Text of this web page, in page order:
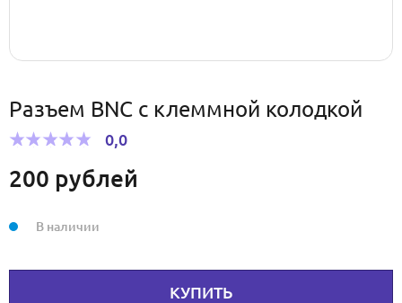
Разъем BNC с клеммной колодкой
0,0
200 рублей
КУПИТЬ
В наличии